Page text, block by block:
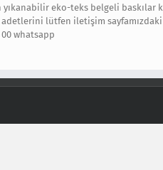
eko-teks belgeli baskılar
lütfen iletişim
00 whatsapp